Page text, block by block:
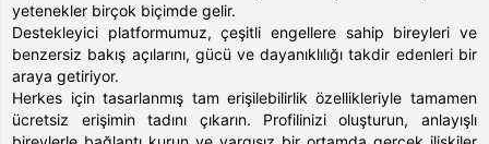
yetenekler birçok biçimde gelir.
Destekleyici platformumuz, çeşitli engellere sahip bireyleri ve
benzersiz bakış açılarını, gücü ve dayanıklılığı takdir edenleri bir
araya getiriyor.
Herkes için tasarlanmış tam erişilebilirlik özellikleriyle tamamen
ücretsiz erişimin tadını çıkarın. Profilinizi oluşturun, anlayışlı